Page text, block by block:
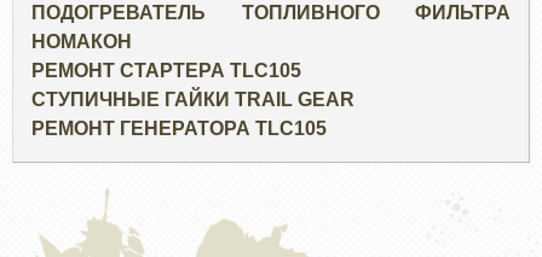
ПОДОГРЕВАТЕЛЬ ТОПЛИВНОГО ФИЛЬТРА
НОМАКОН
РЕМОНТ СТАРТЕРА TLC105
СТУПИЧНЫЕ ГАЙКИ TRAIL GEAR
РЕМОНТ ГЕНЕРАТОРА TLC105